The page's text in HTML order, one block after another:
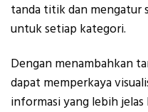
tanda titik dan mengatur
untuk setiap kategori.
Dengan menambahkan
dapat memperkaya
informasi yang lebih jelas